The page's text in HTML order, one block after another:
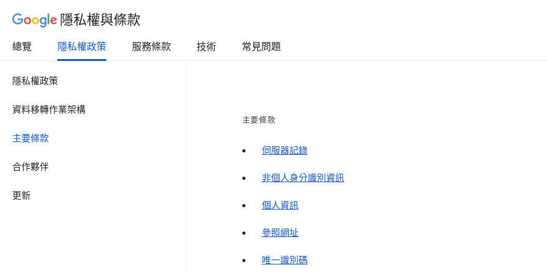
隱私權與條款
總覽 隱私權政策 服務條款 技術 常見問題
隱私權政策
資料移轉作業架構
主要條款
合作夥伴
更新
主要條款
伺服器記錄
非個人身分識別資訊
個人資訊
參照網址
唯一識別碼